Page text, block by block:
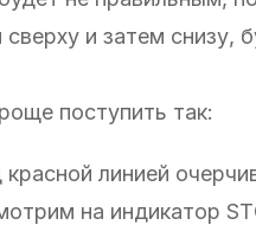
и затем
поступить так:
линией
на индикатор